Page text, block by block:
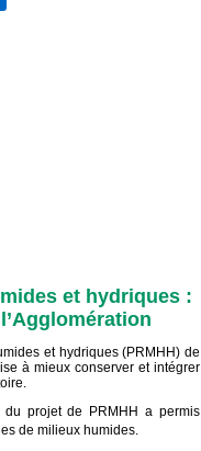
et hydriques :
et hydriques (PRMHH) de
à mieux conserver et intégrer
du projet de PRMHH a permis
de milieux humides.